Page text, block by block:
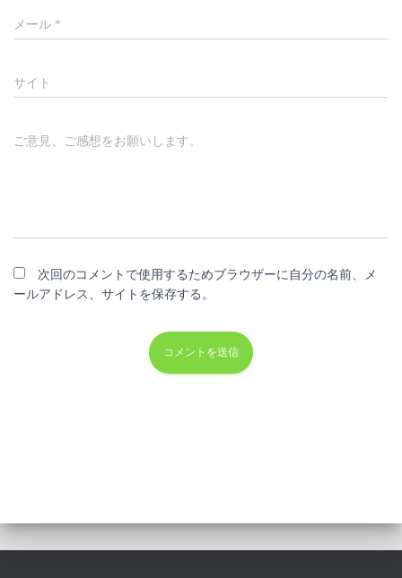
メール *
サイト
ご意見、ご感想をお願いします。
次回のコメントで使用するためブラウザーに自分の名前、メ
ールアドレス、サイトを保存する。